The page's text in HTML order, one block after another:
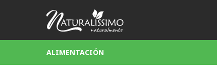
ALIMENTACIÓN